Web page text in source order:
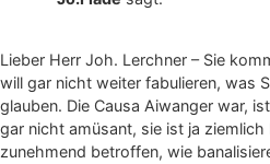
Lieber Herr Joh. Lerchner – Sie
will gar nicht weiter fabulieren, was
glauben. Die Causa Aiwanger war,
gar nicht amüsant, sie ist ja
zunehmend betroffen, wie